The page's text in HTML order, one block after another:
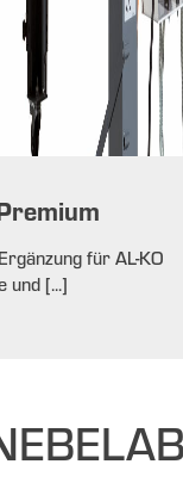
für AL-KO
und [...]